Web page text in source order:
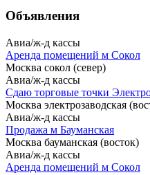
Объявления
Авиа/ж-д кассы
Аренда помещений м Сокол
Москва сокол (север)
Авиа/ж-д кассы
Сдаю торговые точки
Москва электрозаводская
Авиа/ж-д кассы
Продажа м Бауманская
Москва бауманская (восток)
Авиа/ж-д кассы
Аренда помещений м Сокол